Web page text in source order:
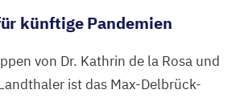
künftige Pandemien
von Dr. Kathrin de la Rosa und
ist das Max-Delbrück-